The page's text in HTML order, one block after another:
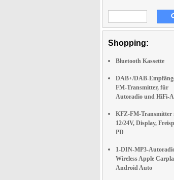
Shopping:
Bluetooth Kassette
DAB+/DAB-
FM-Transmitter, für
Autoradio und HiFi-
KFZ-FM-Transmitter
12/24V, Display,
PD
1-DIN-MP3-
Wireless Apple
Android Auto